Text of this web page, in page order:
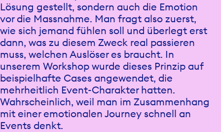
Lösung gestellt, sondern auch die Emotion
vor die Massnahme. Man fragt also zuerst,
wie sich jemand fühlen soll und überlegt erst
dann, was zu diesem Zweck real passieren
muss, welchen Auslöser es braucht. In
unserem Workshop wurde dieses Prinzip auf
beispielhafte Cases angewendet, die
mehrheitlich Event-Charakter hatten.
Wahrscheinlich, weil man im Zusammenhang
mit einer emotionalen Journey schnell an
Events denkt.